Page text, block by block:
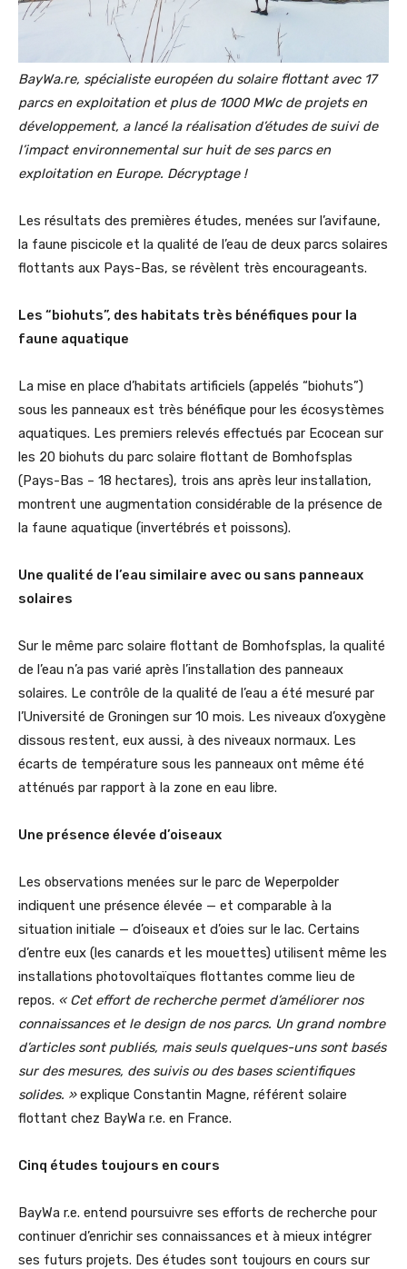
BayWa.re, spécialiste européen du solaire flottant avec 17
parcs en exploitation et plus de 1000 MWc de projets en
développement, a lancé la réalisation d’études de suivi de
l’impact environnemental sur huit de ses parcs en
exploitation en Europe. Décryptage !
Les résultats des premières études, menées sur l’avifaune,
la faune piscicole et la qualité de l’eau de deux parcs solaires
flottants aux Pays-Bas, se révèlent très encourageants.
Les “biohuts”, des habitats très bénéfiques pour la
faune aquatique
La mise en place d’habitats artificiels (appelés “biohuts”)
sous les panneaux est très bénéfique pour les écosystèmes
aquatiques. Les premiers relevés effectués par Ecocean sur
les 20 biohuts du parc solaire flottant de Bomhofsplas
(Pays-Bas – 18 hectares), trois ans après leur installation,
montrent une augmentation considérable de la présence de
la faune aquatique (invertébrés et poissons).
Une qualité de l’eau similaire avec ou sans panneaux
solaires
Sur le même parc solaire flottant de Bomhofsplas, la qualité
de l’eau n’a pas varié après l’installation des panneaux
solaires. Le contrôle de la qualité de l’eau a été mesuré par
l’Université de Groningen sur 10 mois. Les niveaux d’oxygène
dissous restent, eux aussi, à des niveaux normaux. Les
écarts de température sous les panneaux ont même été
atténués par rapport à la zone en eau libre.
Une présence élevée d’oiseaux
Les observations menées sur le parc de Weperpolder
indiquent une présence élevée — et comparable à la
situation initiale — d’oiseaux et d’oies sur le lac. Certains
d’entre eux (les canards et les mouettes) utilisent même les
installations photovoltaïques flottantes comme lieu de
repos. « Cet effort de recherche permet d’améliorer nos
connaissances et le design de nos parcs. Un grand nombre
d’articles sont publiés, mais seuls quelques-uns sont basés
sur des mesures, des suivis ou des bases scientifiques
solides. »explique Constantin Magne, référent solaire
flottant chez BayWa r.e. en France.
Cinq études toujours en cours
BayWa r.e. entend poursuivre ses efforts de recherche pour
continuer d’enrichir ses connaissances et à mieux intégrer
ses futurs projets. Des études sont toujours en cours sur